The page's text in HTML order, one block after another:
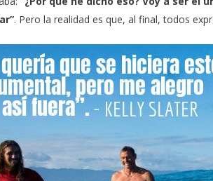
. Pero la realidad es que, al final, todos